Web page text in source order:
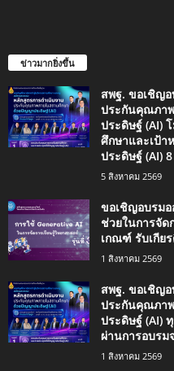
ข่าวมากยิ่งขึ้น
สพฐ. ขอเชิญ
ประกันคุณภา
ประดิษฐ์ (AI)
ศึกษาและเป้
ประดิษฐ์ (AI)
5 สิงหาคม 2569
ขอเชิญอบรมอ
ช่วยในการจัด
เกณฑ์ รับเกีย
1 สิงหาคม 2569
สพฐ. ขอเชิญ
ประกันคุณภา
ประดิษฐ์ (AI)
ผ่านการอบรม
1 สิงหาคม 2569